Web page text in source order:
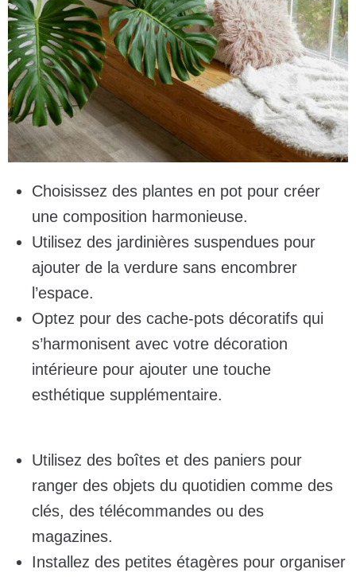
Choisissez des plantes en pot pour créer
une composition harmonieuse.
Utilisez des jardinières suspendues pour
ajouter de la verdure sans encombrer
l’espace.
Optez pour des cache-pots décoratifs qui
s’harmonisent avec votre décoration
intérieure pour ajouter une touche
esthétique supplémentaire.
Utilisez des boîtes et des paniers pour
ranger des objets du quotidien comme des
clés, des télécommandes ou des
magazines.
Installez des petites étagères pour organiser